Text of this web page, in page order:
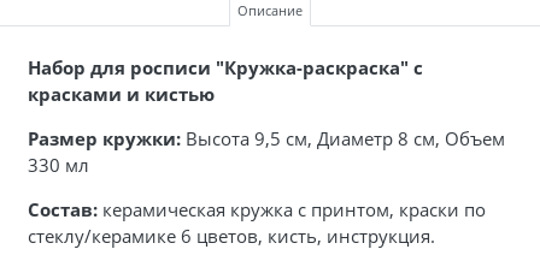
Описание
Набор для росписи "Кружка-раскраска" с
красками и кистью
Размер кружки:Высота 9,5 см, Диаметр 8 см, Объем
330 мл
Состав: керамическая кружка с принтом, краски по
стеклу/керамике 6 цветов, кисть, инструкция.